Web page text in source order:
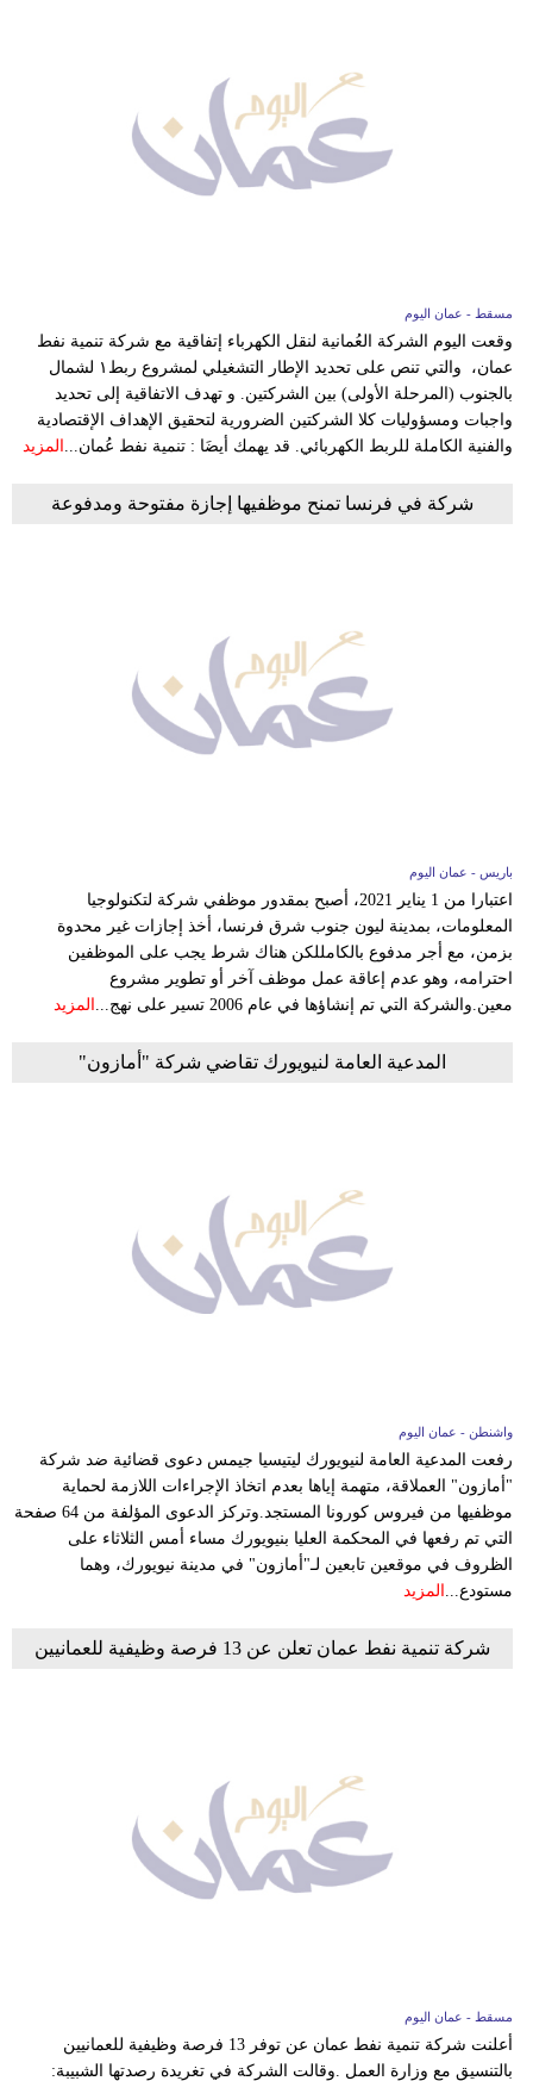
مسقط - عمان اليوم
وقعت اليوم الشركة العُمانية لنقل الكهرباء إتفاقية مع شركة تنمية نفط
عمان، والتي تنص على تحديد الإطار التشغيلي لمشروع ربط١ لشمال
بالجنوب (المرحلة الأولى) بين الشركتين. و تهدف الاتفاقية إلى تحديد
واجبات ومسؤوليات كلا الشركتين الضرورية لتحقيق الإهداف الإقتصادية
والفنية الكاملة للربط الكهربائي. قد يهمك أيضَا : تنمية نفط عُمان... المزيد
شركة في فرنسا تمنح موظفيها إجازة مفتوحة ومدفوعة
باريس - عمان اليوم
اعتبارا من 1 يناير 2021، أصبح بمقدور موظفي شركة لتكنولوجيا
المعلومات، بمدينة ليون جنوب شرق فرنسا، أخذ إجازات غير محدوة
بزمن، مع أجر مدفوع بالكامللكن هناك شرط يجب على الموظفين
احترامه، وهو عدم إعاقة عمل موظف آخر أو تطوير مشروع
معين.والشركة التي تم إنشاؤها في عام 2006 تسير على نهج...
المزيد
المدعية العامة لنيويورك تقاضي شركة "أمازون"
واشنطن - عمان اليوم
رفعت المدعية العامة لنيويورك ليتيسيا جيمس دعوى قضائية ضد شركة
"أمازون" العملاقة، متهمة إياها بعدم اتخاذ الإجراءات اللازمة لحماية
موظفيها من فيروس كورونا المستجد.وتركز الدعوى المؤلفة من 64 صفحة
التي تم رفعها في المحكمة العليا بنيويورك مساء أمس الثلاثاء على
الظروف في موقعين تابعين لـ"أمازون" في مدينة نيويورك، وهما
مستودع... المزيد
شركة تنمية نفط عمان تعلن عن 13 فرصة وظيفية للعمانيين
مسقط - عمان اليوم
أعلنت شركة تنمية نفط عمان عن توفر 13 فرصة وظيفية للعمانيين
بالتنسيق مع وزارة العمل .وقالت الشركة في تغريدة رصدتها الشبيبة: